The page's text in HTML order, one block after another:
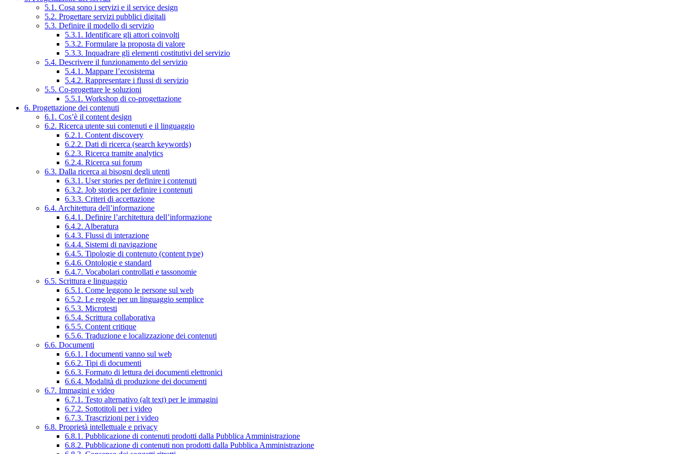
5.1. Cosa sono i servizi e il service design
5.2. Progettare servizi pubblici digitali
5.3. Definire il modello di servizio
5.3.1. Identificare gli attori coinvolti
5.3.2. Formulare la proposta di valore
5.3.3. Inquadrare gli elementi costitutivi del servizio
5.4. Descrivere il funzionamento del servizio
5.4.1. Mappare l’ecosistema
5.4.2. Rappresentare i flussi di servizio
5.5. Co-progettare le soluzioni
5.5.1. Workshop di co-progettazione
6. Progettazione dei contenuti
6.1. Cos’è il content design
6.2. Ricerca utente sui contenuti e il linguaggio
6.2.1. Content discovery
6.2.2. Dati di ricerca (search keywords)
6.2.3. Ricerca tramite analytics
6.2.4. Ricerca sui forum
6.3. Dalla ricerca ai bisogni degli utenti
6.3.1. User stories per definire i contenuti
6.3.2. Job stories per definire i contenuti
6.3.3. Criteri di accettazione
6.4. Architettura dell’informazione
6.4.1. Definire l’architettura dell’informazione
6.4.2. Alberatura
6.4.3. Flussi di interazione
6.4.4. Sistemi di navigazione
6.4.5. Tipologie di contenuto (content type)
6.4.6. Ontologie e standard
6.4.7. Vocabolari controllati e tassonomie
6.5. Scrittura e linguaggio
6.5.1. Come leggono le persone sul web
6.5.2. Le regole per un linguaggio semplice
6.5.3. Microtesti
6.5.4. Scrittura collaborativa
6.5.5. Content critique
6.5.6. Traduzione e localizzazione dei contenuti
6.6. Documenti
6.6.1. I documenti vanno sul web
6.6.2. Tipi di documenti
6.6.3. Formato di lettura dei documenti elettronici
6.6.4. Modalità di produzione dei documenti
6.7. Immagini e video
6.7.1. Testo alternativo (alt text) per le immagini
6.7.2. Sottotitoli per i video
6.7.3. Trascrizioni per i video
6.8. Proprietà intellettuale e privacy
6.8.1. Pubblicazione di contenuti prodotti dalla Pubblica Amministrazione
6.8.2. Pubblicazione di contenuti non prodotti dalla Pubblica Amministrazione